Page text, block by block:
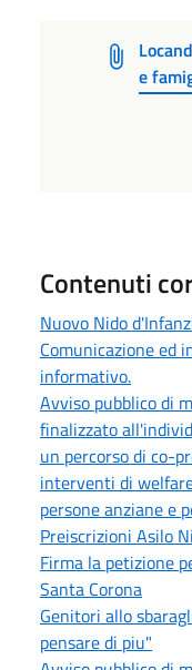
e
Contenuti
Nuovo Nido
Comunicazione ed
informativo.
Avviso pubblico di
finalizzato
un percorso di co-
interventi di
persone anziane e
Preiscrizioni Asilo
Firma la petizione
Santa Corona
Genitori allo
pensare di piu"